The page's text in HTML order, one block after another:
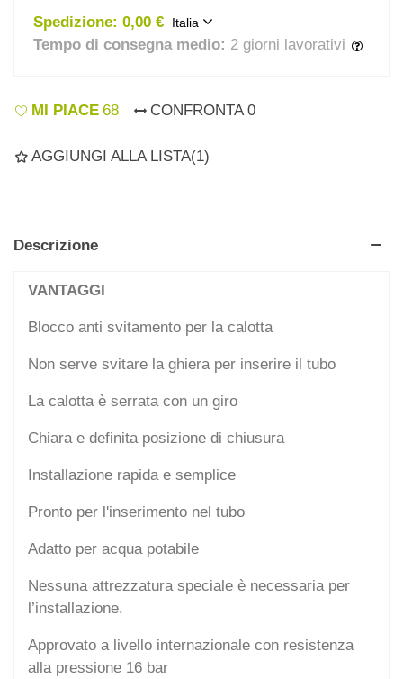
Spedizione: 0,00 € Italia
Tempo di consegna medio: 2 giorni lavorativi
MI PIACE 68 CONFRONTA 0
AGGIUNGI ALLA LISTA(1)
Descrizione
VANTAGGI
Blocco anti svitamento per la calotta
Non serve svitare la ghiera per inserire il tubo
La calotta è serrata con un giro
Chiara e definita posizione di chiusura
Installazione rapida e semplice
Pronto per l'inserimento nel tubo
Adatto per acqua potabile
Nessuna attrezzatura speciale è necessaria per
l’installazione.
Approvato a livello internazionale con resistenza
alla pressione 16 bar